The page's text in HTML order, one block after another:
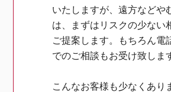
いたしますが、遠方などや
は、まずはリスクの少ない
ご提案します。もちろん電
でのご相談もお受け致しま
こんなお客様も少なくあり